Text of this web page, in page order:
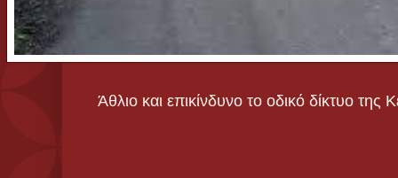
Άθλιο και επικίνδυνο το οδικό δίκτυο της